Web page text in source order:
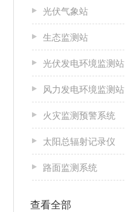
光伏气象站
生态监测站
光伏发电环境监测站
风力发电环境监测站
火灾监测预警系统
太阳总辐射记录仪
路面监测系统
查看全部